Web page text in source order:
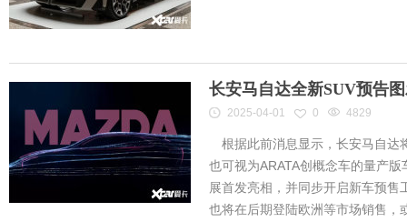
长安马自达全新SUV预告
2025-04-01 0 4829
根据此前消息显示，长安马自达
也可视为ARATA创概念车的量产
展首发亮相，并同步开启新车预售
也将在后期登陆欧洲等市场销售，